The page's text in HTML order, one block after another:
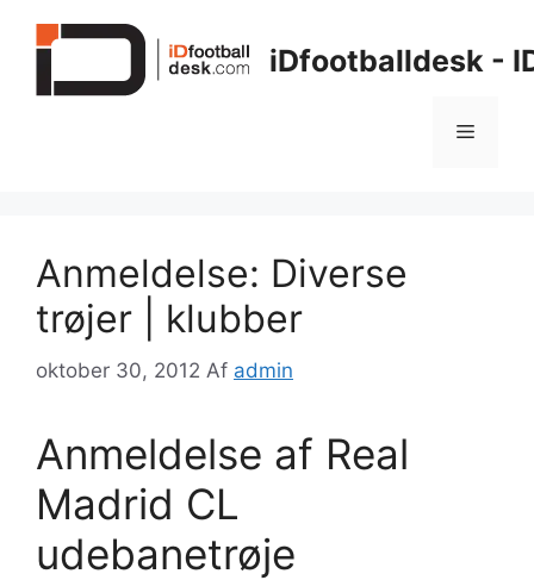
iDfootballdesk -
Menu
Anmeldelse: Diverse
trøjer | klubber
oktober 30, 2012 Af admin
Anmeldelse af Real
Madrid CL
udebanetrøje